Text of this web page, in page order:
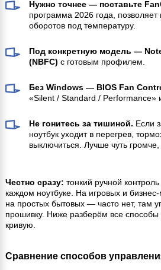
Нужно точнее — поставьте
программа 2026 года,
оборотов под температуру.
Под конкретную модель —
(NBFC) с готовым профилем.
Без Windows — BIOS Fan
«Silent / Standard / Performance»
Не гонитесь за тишиной. Если
ноутбук уходит в перегрев,
выключиться. Лучше чуть
Честно сразу: тонкий ручной
каждом ноутбуке. На игровых и
на простых бытовых — часто нет, там
прошивку. Ниже разберём все способы
кривую.
Сравнение способов